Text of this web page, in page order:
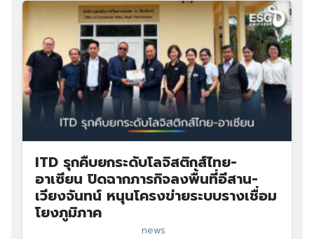
ITD รุกคืบยกระดับโลจิสติกส์ไทย-
อาเซียน ปิดฉากภารกิจลงพื้นที่อีสาน-
เวียงจันทน์ หนุนโครงข่ายระบบรางเชื่อม
โยงภูมิภาค
news